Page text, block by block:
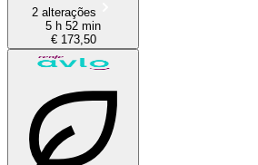
2 alterações
5 h 52 min
€ 173,50